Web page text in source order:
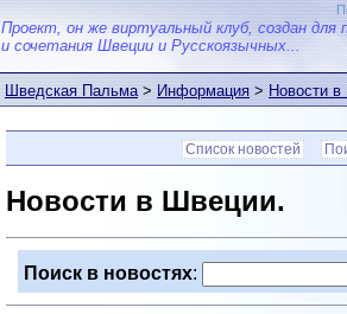
Проект, он же виртуальный клуб, создан для
и сочетания Швеции и Русскоязычных...
Шведская Пальма>Информация>Новости
Список новостей
Новости в Швеции.
Поиск в новостях: